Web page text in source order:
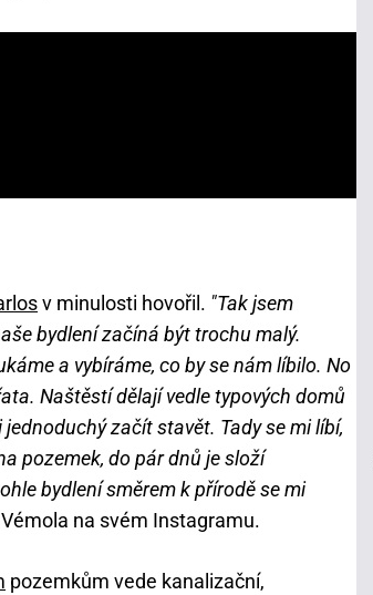
v minulosti hovořil. "Tak jsem
bydlení začíná být trochu malý.
a vybíráme, co by se nám líbilo. No
Naštěstí dělají vedle typových domů
začít stavět. Tady se mi líbí,
pozemek, do pár dnů je složí
bydlení směrem k přírodě se mi
na svém Instagramu.
pozemkům vede kanalizační,